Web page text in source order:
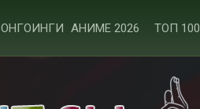
ОНГОИНГИ АНИМЕ 2026 ТОП 100